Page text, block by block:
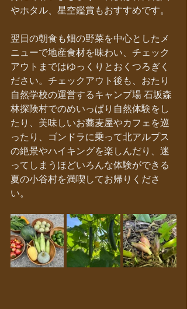
やホタル、星空鑑賞もおすすめです。
翌日の朝食も畑の野菜を中心としたメ
ニューで地産食材を味わい、チェック
アウトまではゆっくりとおくつろぎく
ださい。チェックアウト後も、おたり
自然学校の運営するキャンプ場 石坂森
林探険村でのめいっぱり自然体験をし
たり、美味しいお蕎麦屋やカフェを巡
ったり、ゴンドラに乗って北アルプス
の絶景やハイキングを楽しんだり、迷
ってしまうほどいろんな体験ができる
夏の小谷村を満喫してお帰りくださ
い。